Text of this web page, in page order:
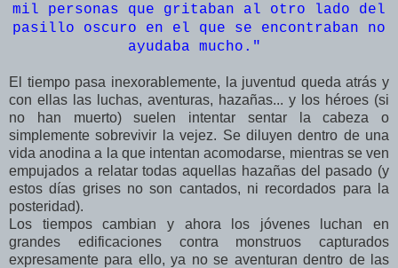
mil personas que gritaban al otro lado del
pasillo oscuro en el que se encontraban no
ayudaba mucho. "
El tiempo pasa inexorablemente, la juventud queda atrás y
con ellas las luchas, aventuras, hazañas... y los héroes (si
no han muerto) suelen intentar sentar la cabeza o
simplemente sobrevivir la vejez. Se diluyen dentro de una
vida anodina a la que intentan acomodarse, mientras se ven
empujados a relatar todas aquellas hazañas del pasado (y
estos días grises no son cantados, ni recordados para la
posteridad).
Los tiempos cambian y ahora los jóvenes luchan en
grandes edificaciones contra monstruos capturados
expresamente para ello, ya no se aventuran dentro de las